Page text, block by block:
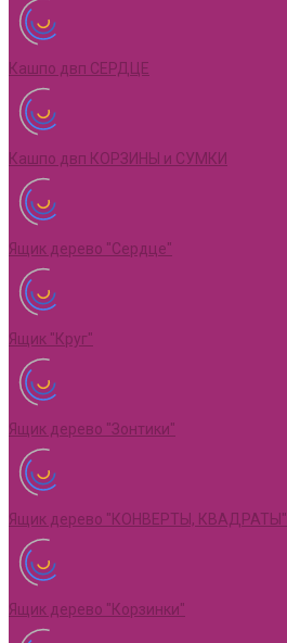
Кашпо двп СЕРДЦЕ
Кашпо двп КОРЗИНЫ и СУМКИ
Ящик дерево "Сердце"
Ящик "Круг"
Ящик дерево "Зонтики"
Ящик дерево "КОНВЕРТЫ, КВАДРАТЫ"
Ящик дерево "Корзинки"